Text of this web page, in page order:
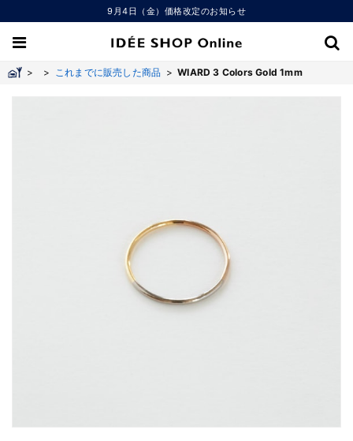
9月4日（金）価格改定のお知らせ
> > これまでに販売した商品 >WIARD 3 Colors Gold 1mm